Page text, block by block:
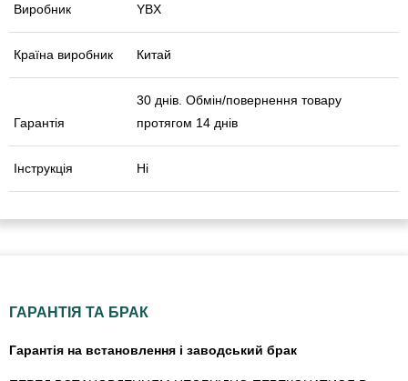
Виробник YBX
Країна виробник Китай
Гарантія
30 днів. Обмін/повернення товару
протягом 14 днів
Інструкція Ні
ГАРАНТІЯ ТА БРАК
Гарантія на встановлення і заводський брак